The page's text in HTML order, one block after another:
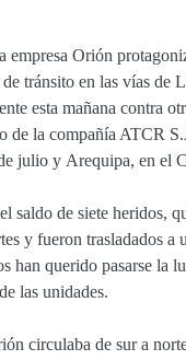
empresa Orión
tránsito en las vías de
esta mañana contra
de la compañía ATCR
julio y Arequipa, en el
saldo de siete heridos,
y fueron trasladados a
han querido pasarse la
las unidades.
circulaba de sur a